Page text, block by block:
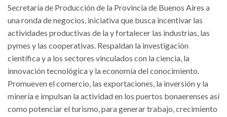
Secretaría de Producción de la Provincia de Buenos Aires a
una ronda de negocios, iniciativa que busca incentivar las
actividades productivas de la y fortalecer las industrias, las
pymes y las cooperativas. Respaldan la investigación
científica y a los sectores vinculados con la ciencia, la
innovación tecnológica y la economía del conocimiento.
Promueven el comercio, las exportaciones, la inversión y la
minería e impulsan la actividad en los puertos bonaerenses así
como potenciar el turismo, para generar trabajo, crecimiento